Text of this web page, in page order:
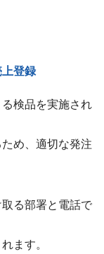
登録
検品を実施され
め、適切な発注
る部署と電話で
ます。